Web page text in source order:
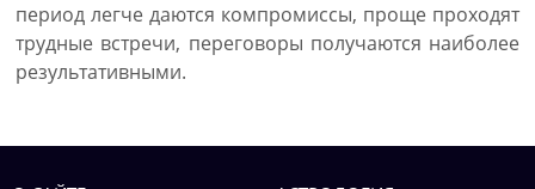
период легче даются компромиссы, проще проходят
трудные встречи, переговоры получаются наиболее
результативными.